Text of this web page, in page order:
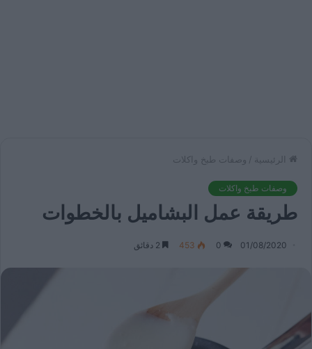
الرئيسية / وصفات طبخ واكلات
وصفات طبخ واكلات
طريقة عمل البشاميل بالخطوات
01/08/2020
0
453